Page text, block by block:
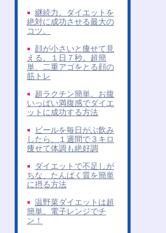
継続力。ダイエットを
絶対に成功させる最大の
コツ。
顔が小さいと痩せて見
える。１日７秒。超簡
単、二重アゴをとる顔の
筋トレ
超ラクチン簡単。お腹
いっぱい満腹感でダイエ
ットに成功する方法
ビールを毎日がぶ飲み
したら、１週間で３キロ
痩せて体調も絶好調
ダイエットで不足しが
ちな、たんぱく質を簡単
に摂る方法
温野菜ダイエットは超
簡単。電子レンジでチ
ン！